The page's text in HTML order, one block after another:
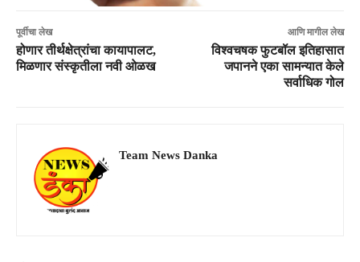
पूर्वीचा लेख
होणार तीर्थक्षेत्रांचा कायापालट,
मिळणार संस्कृतीला नवी ओळख
आणि मागील लेख
विश्वचषक फुटबॉल इतिहासात
जपानने एका सामन्यात केले
सर्वाधिक गोल
Team News Danka